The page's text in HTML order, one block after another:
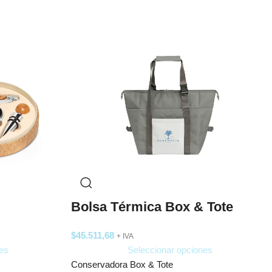
Bolsa Térmica Box & Tote
$45.511,68 + IVA
Seleccionar opciones
Conservadora Box & Tote